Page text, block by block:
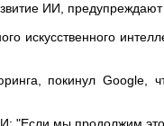
ИИ,
искусственного
покинул Google,